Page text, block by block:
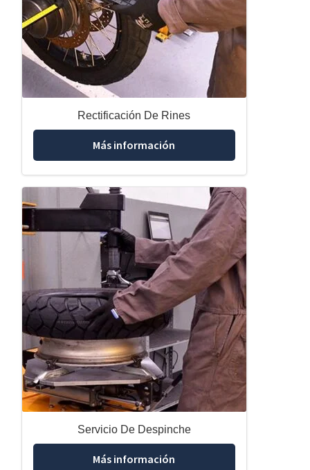
Rectificación De Rines
Más información
Servicio De Despinche
Más información